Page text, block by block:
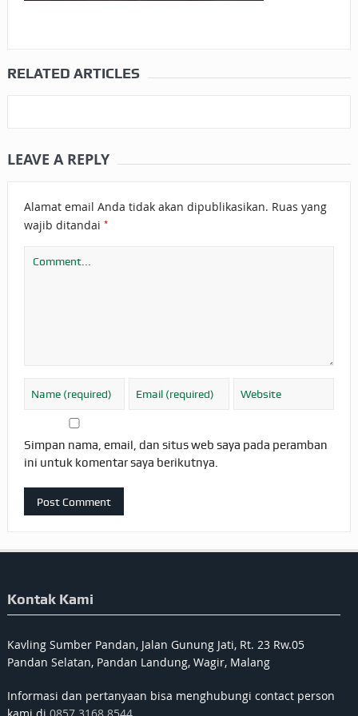
RELATED ARTICLES
LEAVE A REPLY
Alamat email Anda tidak akan dipublikasikan. Ruas yang
wajib ditandai *
Simpan nama, email, dan situs web saya pada peramban
ini untuk komentar saya berikutnya.
Kontak Kami
Kavling Sumber Pandan, Jalan Gunung Jati, Rt. 23 Rw.05
Pandan Selatan, Pandan Landung, Wagir, Malang
Informasi dan pertanyaan bisa menghubungi contact person